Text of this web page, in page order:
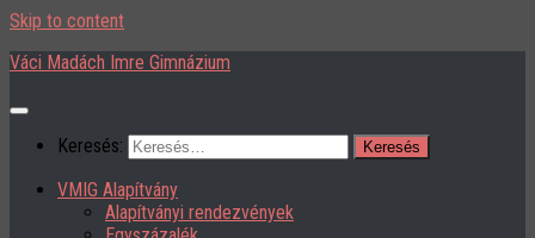
Skip to content
Váci Madách Imre Gimnázium
Keresés:
VMIG Alapítvány
Alapítványi rendezvények